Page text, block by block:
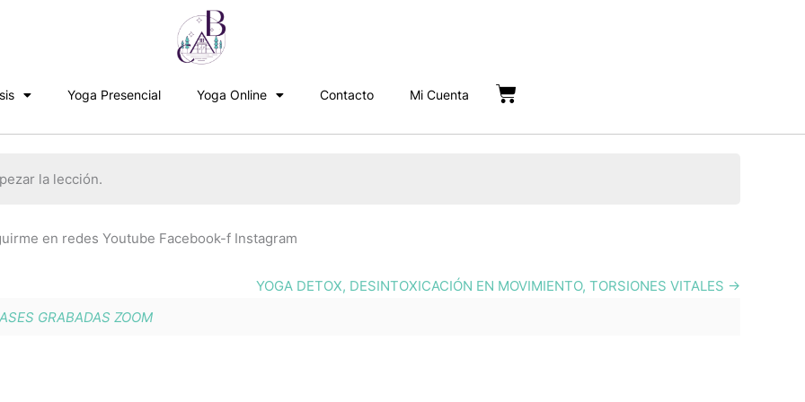
Yoga Presencial Yoga Online Contacto Mi Cuenta Cart
la lección.
en redes Youtube Facebook-f Instagram
YOGA DETOX, DESINTOXICACIÓN EN MOVIMIENTO, TORSIONES VITALES
GRABADAS ZOOM